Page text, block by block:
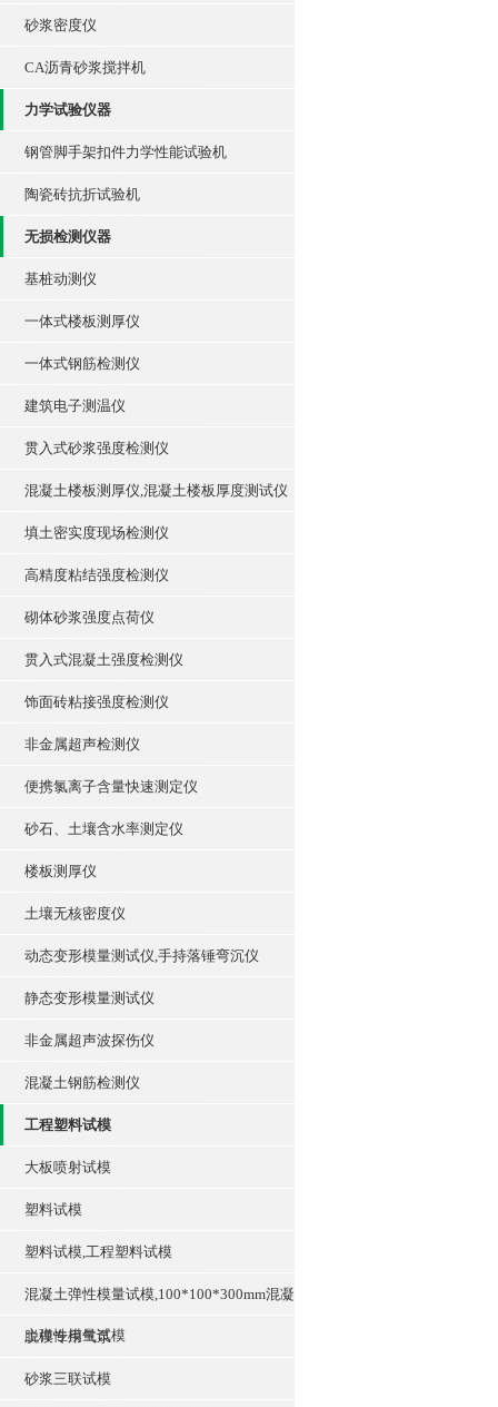
砂浆密度仪
CA沥青砂浆搅拌机
力学试验仪器
钢管脚手架扣件力学性能试验机
陶瓷砖抗折试验机
无损检测仪器
基桩动测仪
一体式楼板测厚仪
一体式钢筋检测仪
建筑电子测温仪
贯入式砂浆强度检测仪
混凝土楼板测厚仪,混凝土楼板厚度测试仪
填土密实度现场检测仪
高精度粘结强度检测仪
砌体砂浆强度点荷仪
贯入式混凝土强度检测仪
饰面砖粘接强度检测仪
非金属超声检测仪
便携氯离子含量快速测定仪
砂石、土壤含水率测定仪
楼板测厚仪
土壤无核密度仪
动态变形模量测试仪,手持落锤弯沉仪
静态变形模量测试仪
非金属超声波探伤仪
混凝土钢筋检测仪
工程塑料试模
大板喷射试模
塑料试模
塑料试模,工程塑料试模
混凝土弹性模量试模,100*100*300mm混凝
土弹性模量试模
脱模专用气泵
砂浆三联试模